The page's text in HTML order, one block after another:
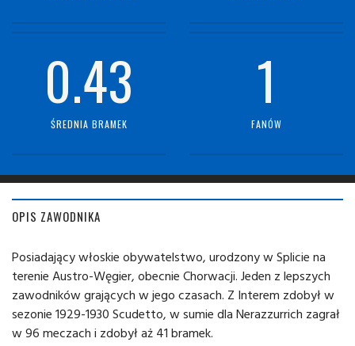
0.43
ŚREDNIA BRAMEK
1
FANÓW
OPIS ZAWODNIKA
Posiadający włoskie obywatelstwo, urodzony w Splicie na
terenie Austro-Węgier, obecnie Chorwacji. Jeden z lepszych
zawodników grających w jego czasach. Z Interem zdobył w
sezonie 1929-1930 Scudetto, w sumie dla Nerazzurrich zagrał
w 96 meczach i zdobył aż 41 bramek.